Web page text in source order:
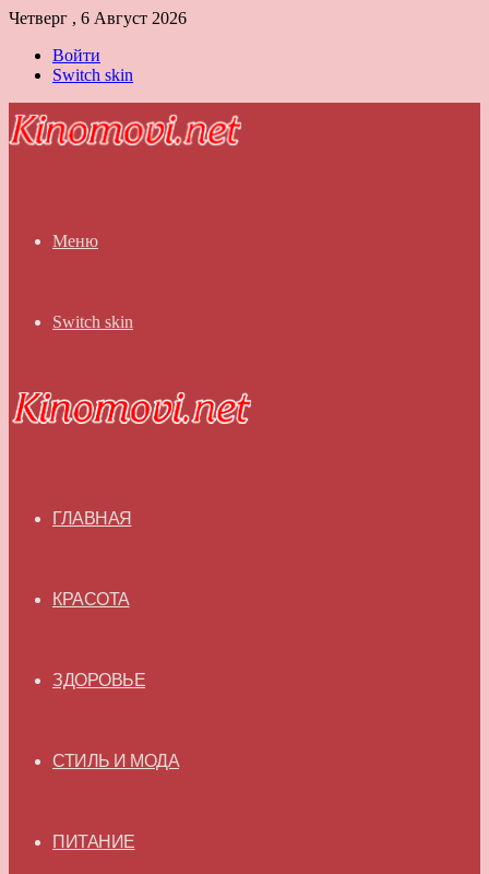
Четверг , 6 Август 2026
Войти
Switch skin
Меню
Switch skin
ГЛАВНАЯ
КРАСОТА
ЗДОРОВЬЕ
СТИЛЬ И МОДА
ПИТАНИЕ